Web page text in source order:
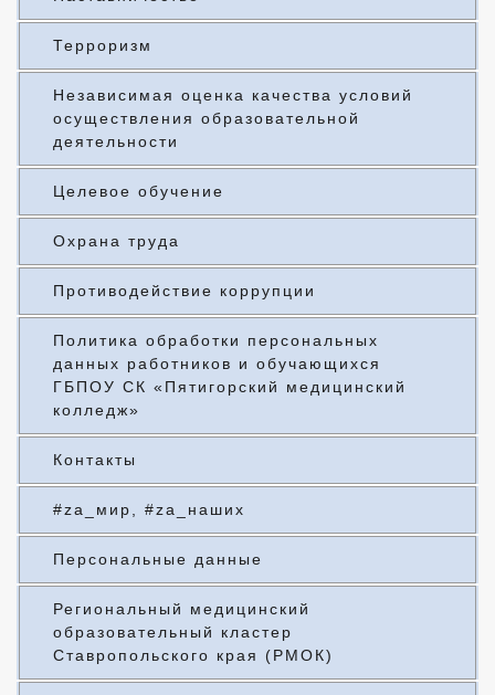
Терроризм
Независимая оценка качества условий
осуществления образовательной
деятельности
Целевое обучение
Охрана труда
Противодействие коррупции
Политика обработки персональных
данных работников и обучающихся
ГБПОУ СК «Пятигорский медицинский
колледж»
Контакты
#za_мир, #za_наших
Персональные данные
Региональный медицинский
образовательный кластер
Ставропольского края (РМОК)